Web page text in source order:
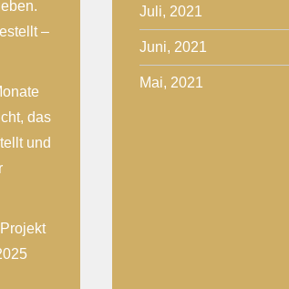
–
das
und
Juli, 2021
Juni, 2021
Mai, 2021